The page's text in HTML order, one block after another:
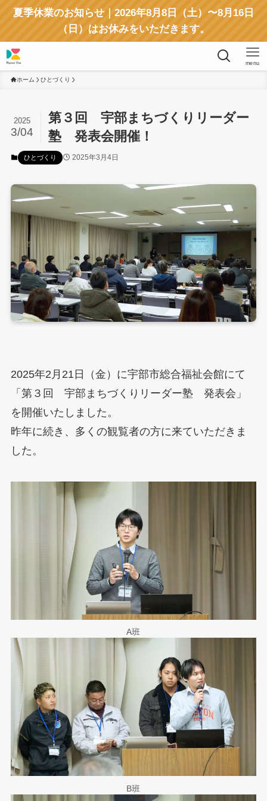
夏季休業のお知らせ｜2026年8月8日（土）〜8月16日
（日）はお休みをいただきます。
menu
ホーム ひとづくり
第３回 宇部まちづくりリーダー
塾 発表会開催！
2025
3/04
ひとづくり 2025年3月4日
2025年2月21日（金）に宇部市総合福祉会館にて
「第３回 宇部まちづくりリーダー塾 発表会」
を開催いたしました。
昨年に続き、多くの観覧者の方に来ていただきま
した。
A班
B班